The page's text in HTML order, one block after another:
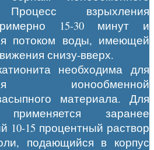
взрыхления
15-30 минут и
потоком воды, имеющей
снизу-вверх.
необходима для
ионообменной
материала. Для
применяется заранее
10-15 процентный раствор
подающийся в корпус